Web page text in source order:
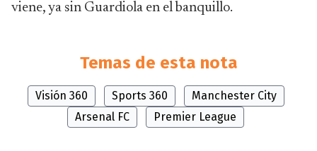
viene, ya sin Guardiola en el banquillo.
Temas de esta nota
Visión 360 Sports 360
Manchester City
Arsenal FC
Premier League